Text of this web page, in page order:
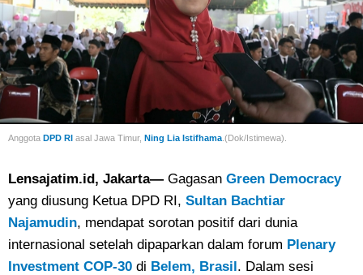
Anggota DPD RI asal Jawa Timur, Ning Lia Istifhama .(Dok/Istimewa).
Lensajatim.id, Jakarta— Gagasan Green Democracy
yang diusung Ketua DPD RI, Sultan Bachtiar
Najamudin, mendapat sorotan positif dari dunia
internasional setelah dipaparkan dalam forum Plenary
Investment COP-30 di Belem, Brasil. Dalam sesi